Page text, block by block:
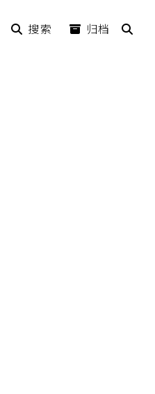
搜索 归档